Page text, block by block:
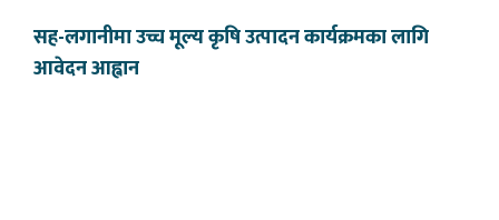
सह-लगानीमा उच्च मूल्य कृषि उत्पादन कार्यक्रमका लागि
आवेदन आह्वान